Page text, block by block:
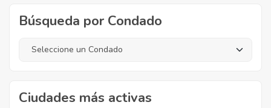
Búsqueda por Condado
Ciudades más activas